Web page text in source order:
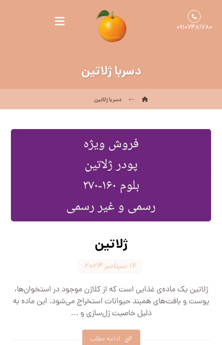
۰۹۱۰۷۴۸۱۷۸۰
دسربا ژلاتین
دسربا ژلاتین
ژلاتین
۱۶ سپتامبر ۲۰۲۴
ژلاتین یک ماده‌ی غذایی است که از کلاژن موجود در استخوان‌ها،
پوست و بافت‌های همبند حیوانات استخراج می‌شود. این ماده به
دلیل خاصیت ژل‌سازی و ...
ادامه مطلب